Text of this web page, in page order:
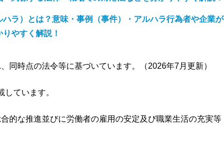
ラ）とは？意味・事例（事件）・アルハラ行為者や企業が
やすく解説！
同時点の法令等に基づいています。（2026年7月更新）
ています。
的な推進並びに労働者の雇用の安定及び職業生活の充実等